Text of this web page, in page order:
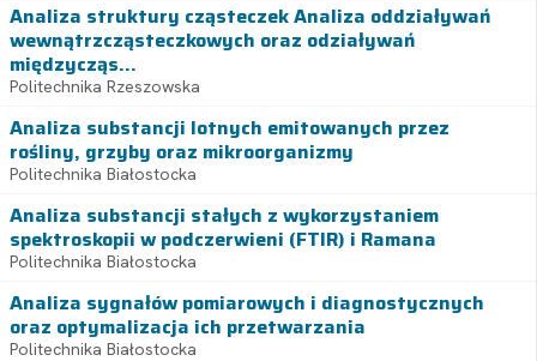
Analiza struktury cząsteczek Analiza oddziaływań
wewnątrzcząsteczkowych oraz odziaływań
międzycząs...
Politechnika Rzeszowska
Analiza substancji lotnych emitowanych przez
rośliny, grzyby oraz mikroorganizmy
Politechnika Białostocka
Analiza substancji stałych z wykorzystaniem
spektroskopii w podczerwieni (FTIR) i Ramana
Politechnika Białostocka
Analiza sygnałów pomiarowych i diagnostycznych
oraz optymalizacja ich przetwarzania
Politechnika Białostocka